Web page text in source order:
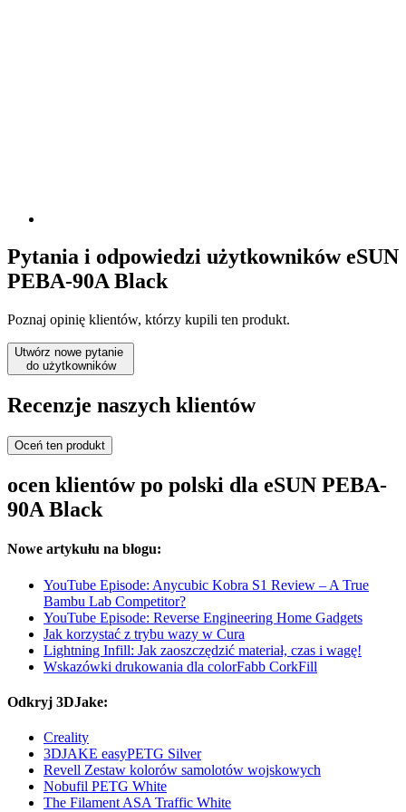
Pytania i odpowiedzi użytkowników eSUN
PEBA-90A Black
Poznaj opinię klientów, którzy kupili ten produkt.
Utwórz nowe pytanie
do użytkowników
Recenzje naszych klientów
Oceń ten produkt
ocen klientów po polski dla eSUN PEBA-
90A Black
Nowe artykułu na blogu:
YouTube Episode: Anycubic Kobra S1 Review – A True
Bambu Lab Competitor?
YouTube Episode: Reverse Engineering Home Gadgets
Jak korzystać z trybu wazy w Cura
Lightning Infill: Jak zaoszczędzić materiał, czas i wagę!
Wskazówki drukowania dla colorFabb CorkFill
Odkryj 3DJake:
Creality
3DJAKE easyPETG Silver
Revell Zestaw kolorów samolotów wojskowych
Nobufil PETG White
The Filament ASA Traffic White